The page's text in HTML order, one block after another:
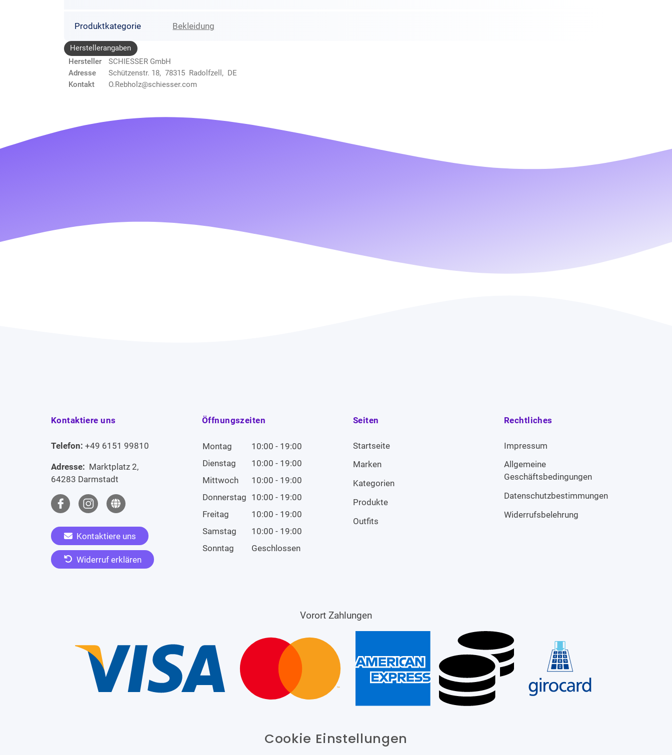
Produktkategorie Bekleidung
Herstellerangaben
Hersteller
SCHIESSER GmbH
Adresse
Schützenstr. 18, 78315 Radolfzell, DE
Kontakt
O.Rebholz@schiesser.com
Kontaktiere uns
Telefon: +49 6151 99810
Adresse: Marktplatz 2,
64283 Darmstadt
Kontaktiere uns
Widerruf erklären
Öffnungszeiten
Montag
10:00 - 19:00
Dienstag
10:00 - 19:00
Mittwoch
10:00 - 19:00
Donnerstag 10:00 - 19:00
Freitag
10:00 - 19:00
Samstag
10:00 - 19:00
Sonntag
Geschlossen
Seiten
Startseite
Marken
Kategorien
Produkte
Outfits
Rechtliches
Impressum
Allgemeine
Geschäftsbedingungen
Datenschutzbestimmungen
Widerrufsbelehrung
Vorort Zahlungen
Cookie Einstellungen